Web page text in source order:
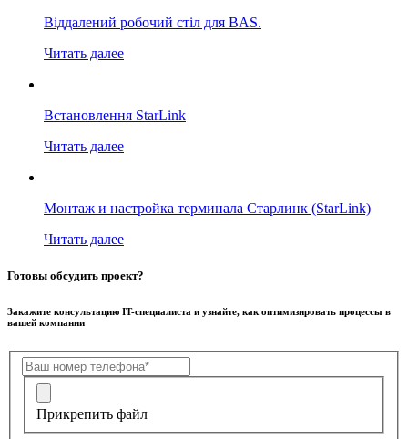
Віддалений робочий стіл для BAS.
Читать далее
Встановлення StarLink
Читать далее
Монтаж и настройка терминала Старлинк (StarLink)
Читать далее
Готовы обсудить проект?
Закажите консультацию IT-специалиста и узнайте, как оптимизировать процессы в
вашей компании
Прикрепить файл